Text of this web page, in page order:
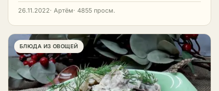
26.11.2022· Артём· 4855 просм.
БЛЮДА ИЗ ОВОЩЕЙ